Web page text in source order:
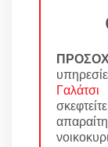
Γαλάτσι